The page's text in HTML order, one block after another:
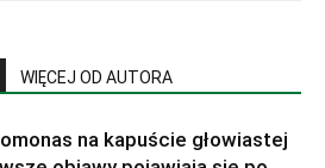
WIĘCEJ OD AUTORA
na kapuście głowiastej